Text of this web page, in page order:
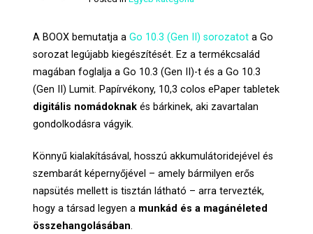
A BOOX bemutatja aGo 10.3 (Gen II) sorozatot a Go
sorozat legújabb kiegészítését. Ez a termékcsalád
magában foglalja a Go 10.3 (Gen II)-t és a Go 10.3
(Gen II) Lumit. Papírvékony, 10,3 colos ePaper tabletek
digitális nomádoknak és bárkinek, aki zavartalan
gondolkodásra vágyik.
Könnyű kialakításával, hosszú akkumulátoridejével és
szembarát képernyőjével – amely bármilyen erős
napsütés mellett is tisztán látható – arra tervezték,
hogy a társad legyen a munkád és a magánéleted
összehangolásában.